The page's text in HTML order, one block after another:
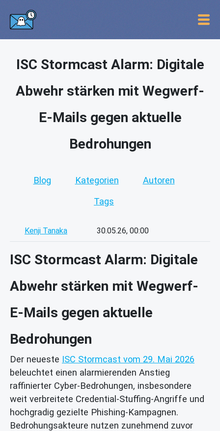
ISC Stormcast Alarm: Digitale
Abwehr stärken mit Wegwerf-
E-Mails gegen aktuelle
Bedrohungen
Blog Kategorien Autoren
Tags
Kenji Tanaka 30.05.26, 00:00
ISC Stormcast Alarm: Digitale
Abwehr stärken mit Wegwerf-
E-Mails gegen aktuelle
Bedrohungen
Der neueste ISC Stormcast vom 29. Mai 2026
beleuchtet einen alarmierenden Anstieg
raffinierter Cyber-Bedrohungen, insbesondere
weit verbreitete Credential-Stuffing-Angriffe und
hochgradig gezielte Phishing-Kampagnen.
Bedrohungsakteure nutzen zunehmend zuvor